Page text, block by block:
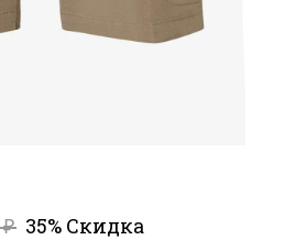
₽ 35% Скидка